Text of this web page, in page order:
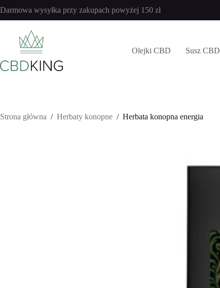
do
treści
Herbata konopna energia
40,00
Darmowa wysyłka przy zakupach powyżej 150 zł
Olejki CBD Susz CBD
Strona główna / Herbaty konopne / Herbata konopna energia